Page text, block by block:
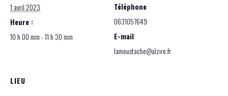
1 avril 2023
Heure :
10 h 00 min - 11 h 30 min
LIEU
Téléphone
0631057649
E-mail
lamoustache@alzire.fr